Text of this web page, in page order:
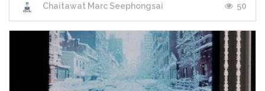
Chaitawat Marc Seephongsai 50